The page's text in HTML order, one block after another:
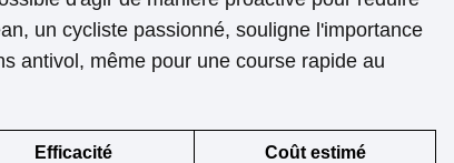
un cycliste passionné, souligne l'importance
antivol, même pour une course rapide au
Efficacité Coût estimé